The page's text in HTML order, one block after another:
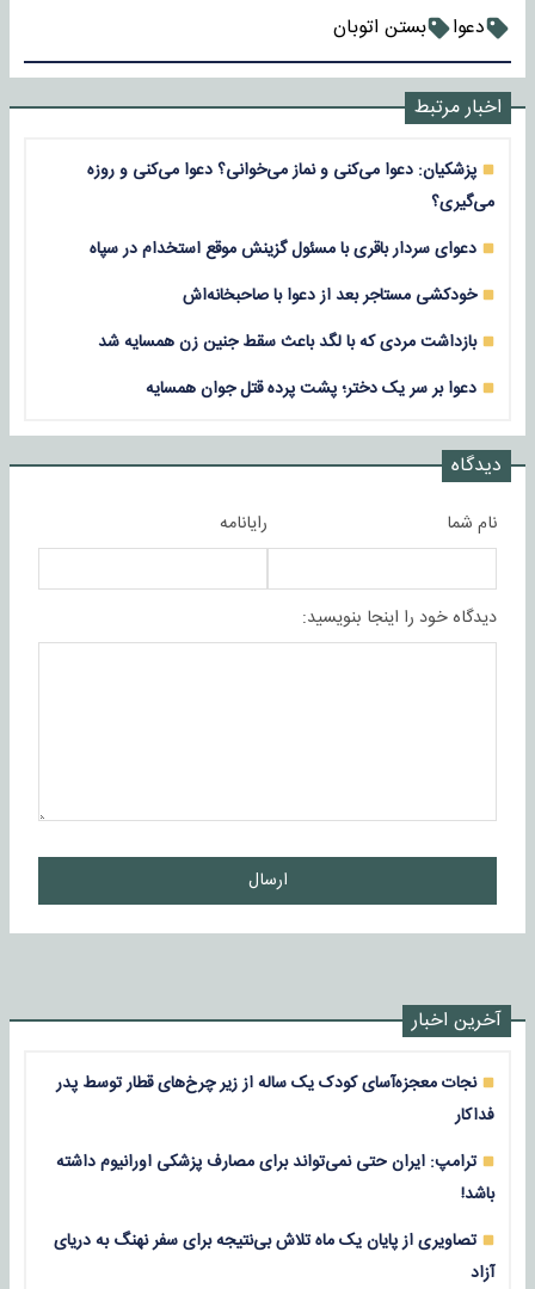
دعوا بستن اتوبان
اخبار مرتبط
پزشکیان: دعوا می‌کنی و نماز می‌خوانی؟ دعوا می‌کنی و روزه
می‌گیری؟
دعوای سردار باقری با مسئول گزینش موقع استخدام در سپاه
خودکشی مستاجر بعد از دعوا با صاحبخانه‌اش
بازداشت مردی که با لگد باعث سقط جنین زن همسایه شد
دعوا بر سر یک دختر؛ پشت پرده قتل جوان همسایه
دیدگاه
نام شما رایانامه
دیدگاه خود را اینجا بنویسید:
ارسال
آخرین اخبار
نجات معجزه‌آسای کودک یک ساله از زیر چرخ‌های قطار توسط پدر
فداکار
ترامپ: ایران حتی نمی‌تواند برای مصارف پزشکی اورانیوم داشته
باشد!
تصاویری از پایان یک ماه تلاش بی‌نتیجه برای سفر نهنگ به دریای
آزاد